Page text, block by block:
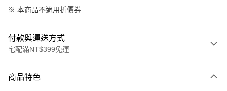
※ 本商品不適用折價券
付款與運送方式
宅配滿NT$399免運
信用卡一次付款
商品特色